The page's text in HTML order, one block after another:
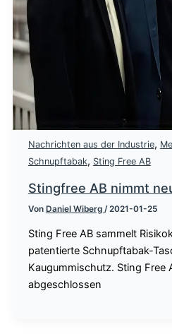
Nachrichten aus der Industrie,
Schnupftabak, Sting Free AB
Stingfree AB nimmt
Von Daniel Wiberg /2021-01-25
Sting Free AB sammelt
patentierte Schnupftabak-
Kaugummischutz. Sting Free
abgeschlossen